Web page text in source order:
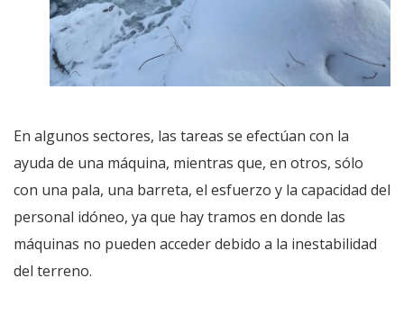
En algunos sectores, las tareas se efectúan con la
ayuda de una máquina, mientras que, en otros, sólo
con una pala, una barreta, el esfuerzo y la capacidad del
personal idóneo, ya que hay tramos en donde las
máquinas no pueden acceder debido a la inestabilidad
del terreno.